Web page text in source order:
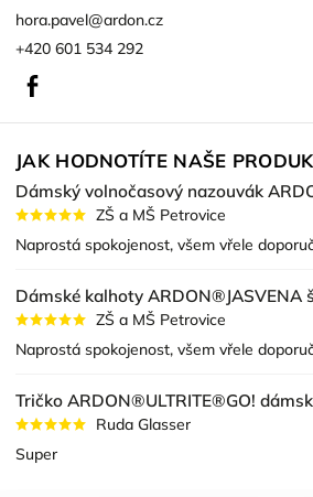
hora.pavel@ardon.cz
+420 601 534 292
JAK HODNOTÍTE NAŠE
Dámský volnočasový nazouvák
ZŠ a MŠ Petrovice
Naprostá spokojenost, všem vřele
Dámské kalhoty ARDON®JASVENA
ZŠ a MŠ Petrovice
Naprostá spokojenost, všem vřele
Tričko ARDON®ULTRITE®GO!
Ruda Glasser
Super